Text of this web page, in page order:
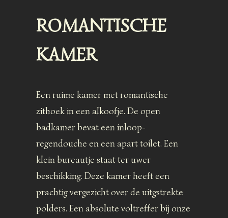
ROMANTISCHE
KAMER
Een ruime kamer met romantische
zithoek in een alkoofje. De open
badkamer bevat een inloop-
regendouche en een apart toilet. Een
klein bureautje staat ter uwer
beschikking. Deze kamer heeft een
prachtig vergezicht over de uitgstrekte
polders. Een absolute voltreffer bij onze